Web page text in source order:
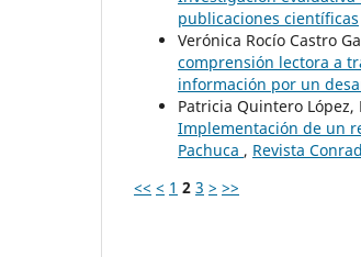
publicaciones científicas
Verónica Rocío Castro
comprensión lectora a
información por un
Patricia Quintero
Implementación de un
Pachuca , Revista
<< < 1 2 3 > >>